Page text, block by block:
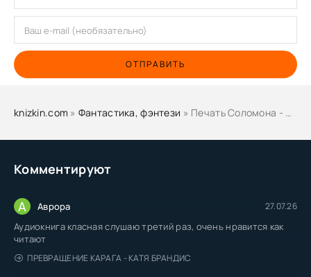
Комментируют
А Аврора 27.07.26
Аудиокнига класная слушаю третий раз, очень нравится как
читают
ПРЕВРАЩЕНИЕ КАРАГА - КАТЯ БРАНДИС
ОТПРАВИТЬ
knizkin.com » Фантастика, фэнтези » Печать Соломона - Роберт Шекли